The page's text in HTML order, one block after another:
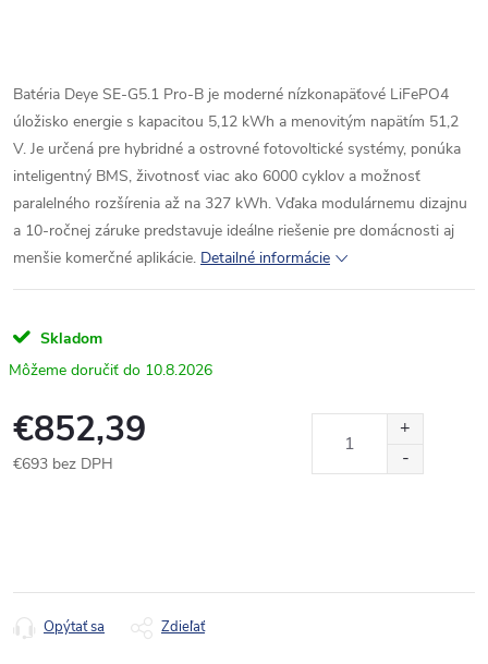
Batéria Deye SE-G5.1 Pro-B je moderné nízkonapäťové LiFePO4
úložisko energie s kapacitou 5,12 kWh a menovitým napätím 51,2
V. Je určená pre hybridné a ostrovné fotovoltické systémy, ponúka
inteligentný BMS, životnosť viac ako 6000 cyklov a možnosť
paralelného rozšírenia až na 327 kWh. Vďaka modulárnemu dizajnu
a 10-ročnej záruke predstavuje ideálne riešenie pre domácnosti aj
menšie komerčné aplikácie. Detailné informácie
Skladom
10.8.2026
€852,39
€693 bez DPH
Opýtať sa Zdieľať